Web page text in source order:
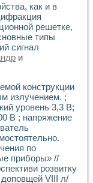
процессов получения
зрения для контроля
процессов
обучающих
путем
и защиты ускорителя
процессом
среды специальной
с
INSTRUMENTS
термотрансферной
на базе
для исследова¬ния
процессов
переходных
швов на базе
как и в
решетке,
типы
сигнал
и
конструкции
излучением. ;
уровень 3,3 В;
В ; напряжение
по
приборы» //
розвитку
доповщей VIII л/